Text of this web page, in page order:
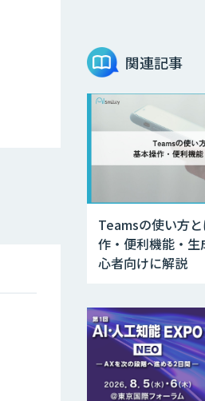
関連記事
Teamsの使い方
作・便利機能・生
心者向けに解説